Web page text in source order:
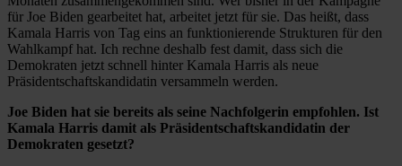
für Joe Biden gearbeitet hat, arbeitet jetzt für sie. Das heißt, dass
Kamala Harris von Tag eins an funktionierende Strukturen für den
Wahlkampf hat. Ich rechne deshalb fest damit, dass sich die
Demokraten jetzt schnell hinter Kamala Harris als neue
Präsidentschaftskandidatin versammeln werden.
Joe Biden hat sie bereits als seine Nachfolgerin empfohlen. Ist
Kamala Harris damit als Präsidentschaftskandidatin der
Demokraten gesetzt?